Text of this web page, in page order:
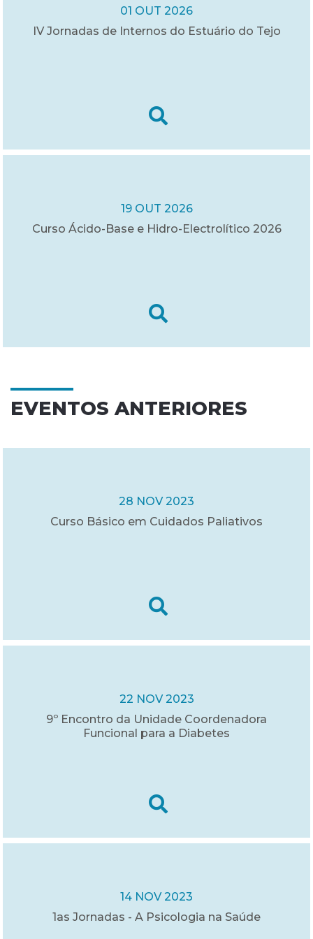
01 OUT 2026
IV Jornadas de Internos do Estuário do Tejo
19 OUT 2026
Curso Ácido-Base e Hidro-Electrolítico 2026
EVENTOS ANTERIORES
28 NOV 2023
Curso Básico em Cuidados Paliativos
22 NOV 2023
9º Encontro da Unidade Coordenadora
Funcional para a Diabetes
14 NOV 2023
1as Jornadas - A Psicologia na Saúde